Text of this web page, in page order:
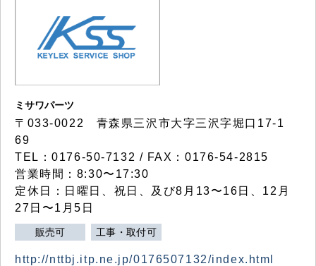
ミサワパーツ
〒033-0022 青森県三沢市大字三沢字堀口17-1
69
TEL：0176-50-7132 / FAX：0176-54-2815
営業時間：8:30〜17:30
定休日：日曜日、祝日、及び8月13〜16日、12月
27日〜1月5日
販売可 工事・取付可
http://nttbj.itp.ne.jp/0176507132/index.html